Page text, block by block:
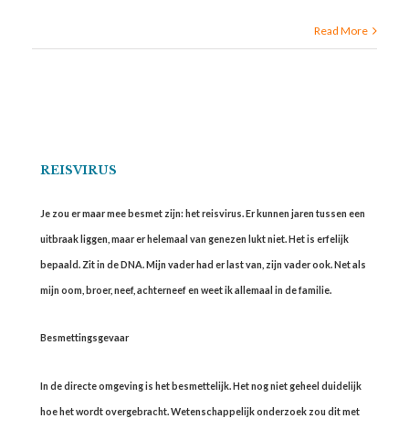
Read More
REISVIRUS
Je zou er maar mee besmet zijn: het reisvirus. Er kunnen jaren tussen een
uitbraak liggen, maar er helemaal van genezen lukt niet. Het is erfelijk
bepaald. Zit in de DNA. Mijn vader had er last van, zijn vader ook. Net als
mijn oom, broer, neef, achterneef en weet ik allemaal in de familie.
Besmettingsgevaar
In de directe omgeving is het besmettelijk. Het nog niet geheel duidelijk
hoe het wordt overgebracht. Wetenschappelijk onderzoek zou dit met